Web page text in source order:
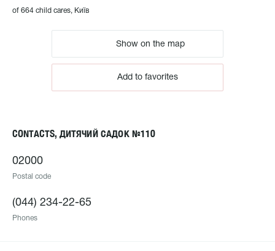
of 664 child cares, Київ
Show on the map
Add to favorites
CONTACTS, ДИТЯЧИЙ САДОК №110
02000
Postal code
(044) 234-22-65
Phones